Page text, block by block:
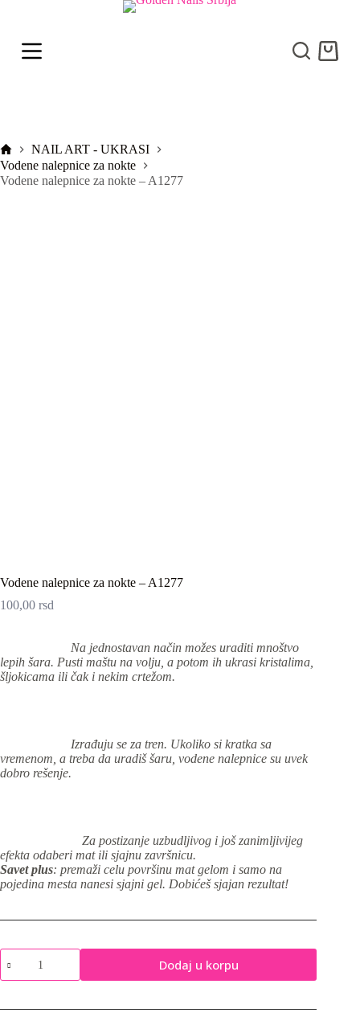
p
e
n
t
PočetnaNAIL ART - UKRASI
Vodene nalepnice za nokte
Vodene nalepnice za nokte – A1277
Vodene nalepnice za nokte – A1277
100,00 rsd
Na jednostavan način možes uraditi mnoštvo
lepih šara. Pusti maštu na volju, a potom ih ukrasi kristalima,
šljokicama ili čak i nekim crtežom.
Izrađuju se za tren. Ukoliko si kratka sa
vremenom, a treba da uradiš šaru, vodene nalepnice su uvek
dobro rešenje.
Za postizanje uzbudljivog i još zanimljivijeg
efekta odaberi mat ili sjajnu završnicu.
Savet plus: premaži celu površinu mat gelom i samo na
pojedina mesta nanesi sjajni gel. Dobićeš sjajan rezultat!
Vodene
nalepnice
za
-
Dodaj u korpu